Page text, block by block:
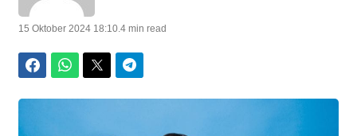
15 Oktober 2024 18:10.4 min read